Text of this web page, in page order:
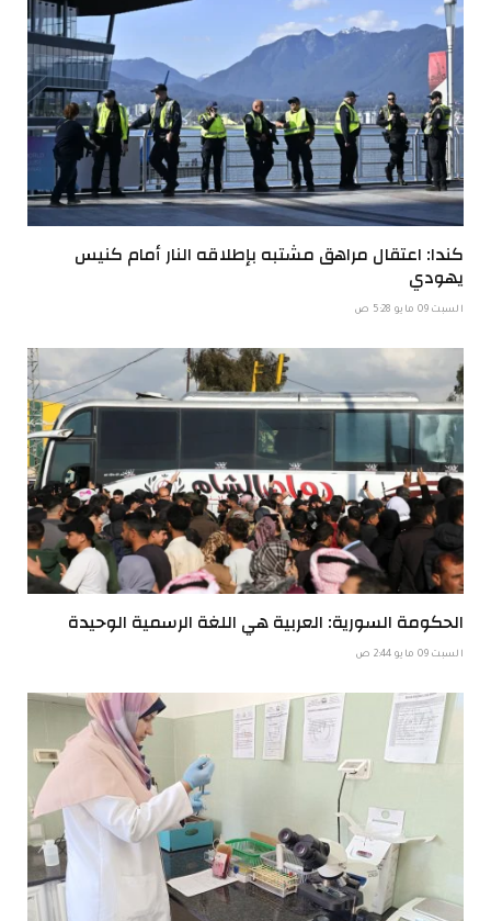
كندا: اعتقال مراهق مشتبه بإطلاقه النار أمام كنيس
يهودي
السبت 09 مايو 5:28 ص
الحكومة السورية: العربية هي اللغة الرسمية الوحيدة
السبت 09 مايو 2:44 ص